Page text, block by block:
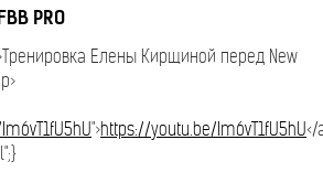
PRO
Елены Кирщиной перед New
">https://youtu.be/Im6vT1fU5hU</